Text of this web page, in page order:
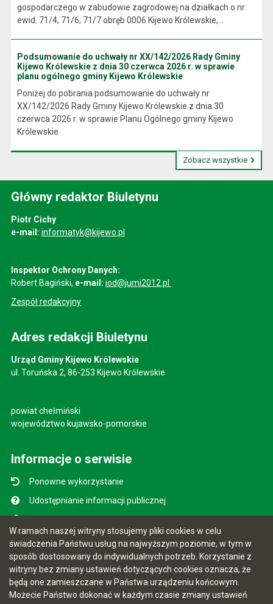
W ramach naszej witryny stosujemy pliki cookies w celu
świadczenia Państwu usług na najwyższym poziomie, w tym w
sposób dostosowany do indywidualnych potrzeb. Korzystanie z
witryny bez zmiany ustawień dotyczących cookies oznacza, że
będą one zamieszczane w Państwa urządzeniu końcowym.
Możecie Państwo dokonać w każdym czasie zmiany ustawień
gospodarczego w zabudowie zagrodowej na działkach o nr
ewid. 71/4, 71/6, 71/7 obręb 0006 Kijewo Królewskie,...
Podsumowanie do uchwały nr XX/142/2026 Rady Gminy
Kijewo Królewskie z dnia 30 czerwca 2026 r. w sprawie
planu ogólnego gminy Kijewo Królewskie
Poniżej do pobrania podsumowanie do uchwały nr
XX/142/2026 Rady Gminy Kijewo Królewskie z dnia 30
czerwca 2026 r. w sprawie Planu Ogólnego gminy Kijewo
Królewskie.
Zobacz wszystkie
Główny redaktor Biuletynu
Piotr Cichy
e-mail: informatyk@kijewo.pl
Inspektor Ochrony Danych:
Robert Bagiński, e-mail: iod@jumi2012.pl
Zespół redakcyjny
Adres redakcji Biuletynu
Urząd Gminy Kijewo Królewskie
ul. Toruńska 2, 86-253 Kijewo Królewskie
powiat chełmiński
województwo kujawsko-pomorskie
Informacje o serwisie
Ponowne wykorzystanie
Udostępnianie informacji publicznej
Instrukcja obsługi
Statystyki oglądalności
Ostatnio dodane
Ostatnia aktualizacja BIP: 07.08.2026 10:49